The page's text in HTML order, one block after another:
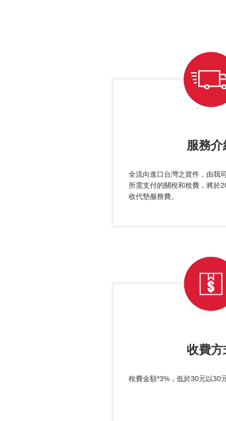
服務介
全流向進口台灣之貨件，由我
所需支付的關稅和稅費，將於
收代墊服務費。
收費方
稅費金額*3%，低於30元以30